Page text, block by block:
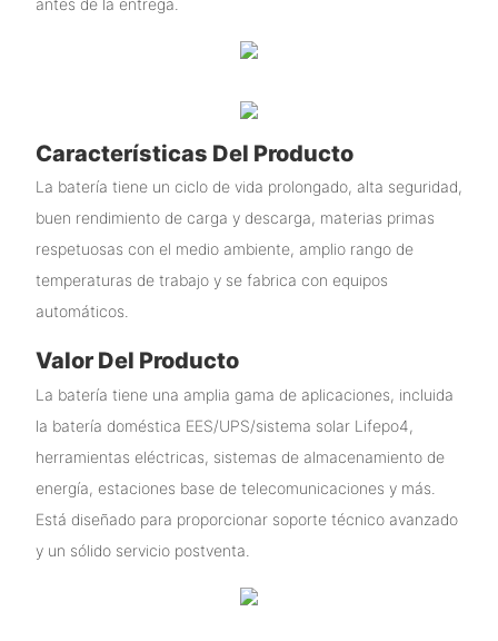
antes de la entrega.
Características Del Producto
La batería tiene un ciclo de vida prolongado, alta seguridad,
buen rendimiento de carga y descarga, materias primas
respetuosas con el medio ambiente, amplio rango de
temperaturas de trabajo y se fabrica con equipos
automáticos.
Valor Del Producto
La batería tiene una amplia gama de aplicaciones, incluida
la batería doméstica EES/UPS/sistema solar Lifepo4,
herramientas eléctricas, sistemas de almacenamiento de
energía, estaciones base de telecomunicaciones y más.
Está diseñado para proporcionar soporte técnico avanzado
y un sólido servicio postventa.